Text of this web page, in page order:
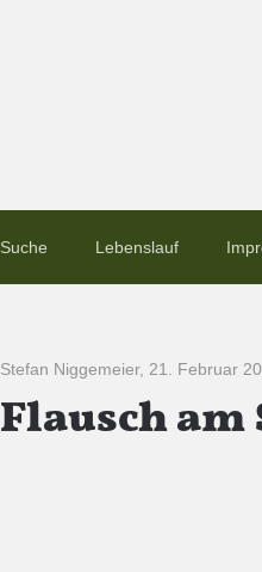
Suche Lebenslauf
Stefan Niggemeier, 21. Februar
Flausch am